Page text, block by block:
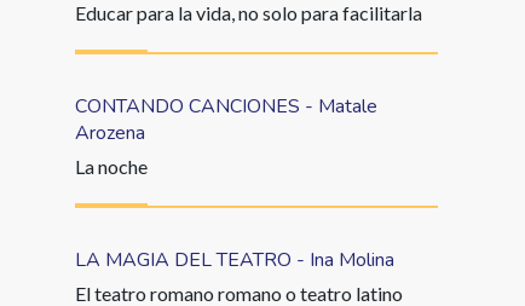
Educar para la vida, no solo para facilitarla
CONTANDO CANCIONES - Matale
Arozena
La noche
LA MAGIA DEL TEATRO - Ina Molina
El teatro romano romano o teatro latino